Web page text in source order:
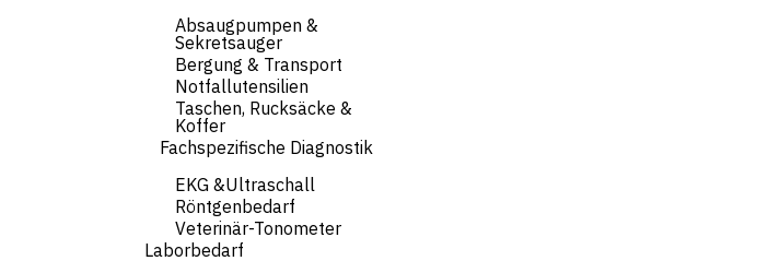
Absaugpumpen &
Sekretsauger
Bergung & Transport
Notfallutensilien
Taschen, Rucksäcke &
Koffer
Fachspezifische Diagnostik
EKG &Ultraschall
Röntgenbedarf
Veterinär-Tonometer
Laborbedarf